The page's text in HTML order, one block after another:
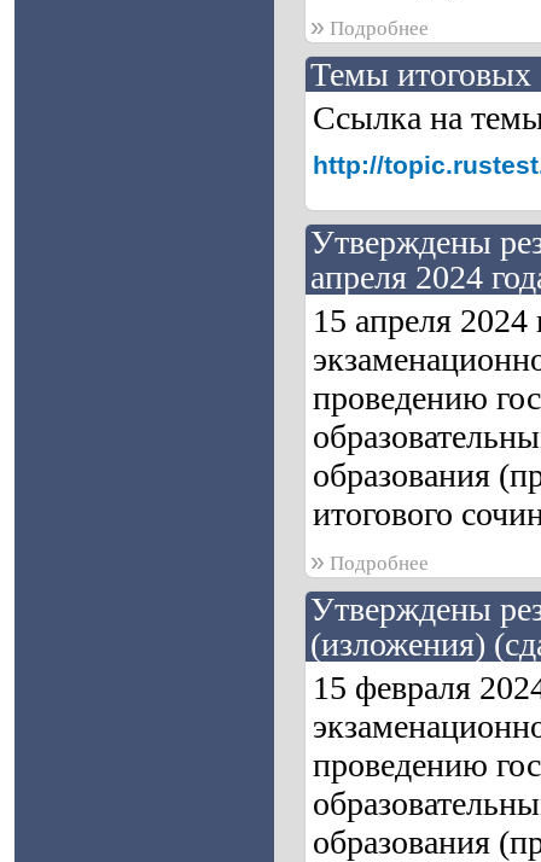
»Подробнее
Темы итоговых
Ссылка на
http://
Утверждены
апреля 2024
15 апреля 2024
проведению
образования
итогового
»Подробнее
Утверждены
(изложения)
15 февраля
проведению
образования